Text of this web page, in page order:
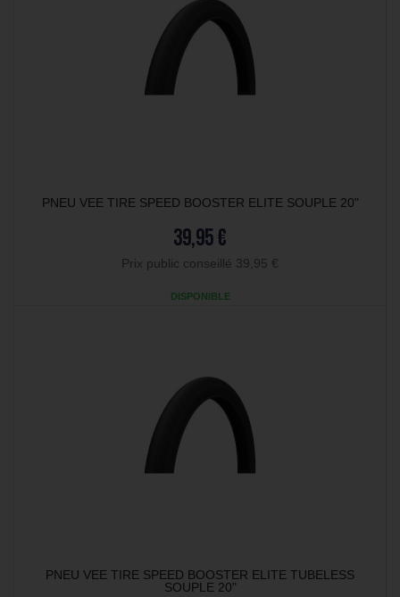
PNEU VEE TIRE SPEED BOOSTER ELITE SOUPLE 20"
39,95 €
Prix public conseillé 39,95 €
DISPONIBLE
PNEU VEE TIRE SPEED BOOSTER ELITE TUBELESS
SOUPLE 20"